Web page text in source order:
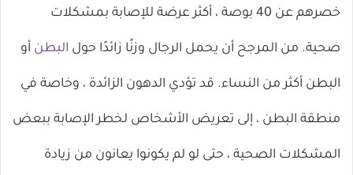
خصرهم عن 40 بوصة ، أكثر عرضة للإصابة بمشكلات
صحية. من المرجح أن يحمل الرجال وزنًا زائدًا حول البطن أو
البطن أكثر من النساء. قد تؤدي الدهون الزائدة ، وخاصة في
منطقة البطن ، إلى تعريض الأشخاص لخطر الإصابة ببعض
المشكلات الصحية ، حتى لو لم يكونوا يعانون من زيادة